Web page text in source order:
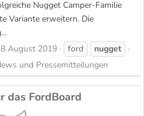
Nugget Camper-Familie
Variante erweitern. Die
8 August 2019 ford
nugget
und Pressemitteilungen
das FordBoard